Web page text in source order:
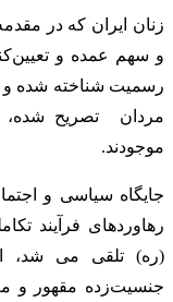
زنان ایران که در
و سهم عمده ‌و
رسمیت شناخته شده و
مردان تصریح شده،
موجودند.
جایگاه سیاسی و
رهاوردهای فرآیند
(ره) تلقی می شد،
جنسیت‌زده مقهور و